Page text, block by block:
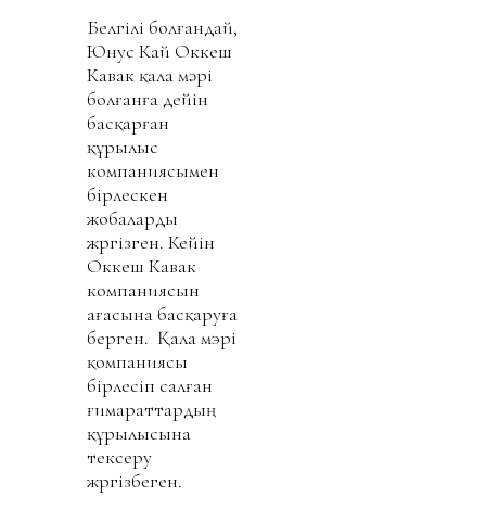
Белгілі болғандай,
Юнус Кай Оккеш
Кавак қала мәрі
болғанға дейін
басқарған
құрылыс
компаниясымен
бірлескен
жобаларды
жүргізген. Кейін
Оккеш Кавак
компаниясын
ағасына басқаруға
берген. Қала мэрі
қомпаниясы
бірлесіп салған
ғимараттардың
құрылысына
тексеру
жүргізбеген.